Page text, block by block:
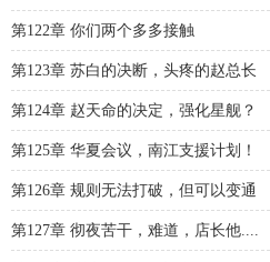
第122章 你们两个多多接触
第123章 苏白的决断，头疼的赵总长
第124章 赵天命的决定，强化星舰？
第125章 华夏会议，南江支援计划！
第126章 规则无法打破，但可以变通
第127章 彻夜苦干，难道，店长他....